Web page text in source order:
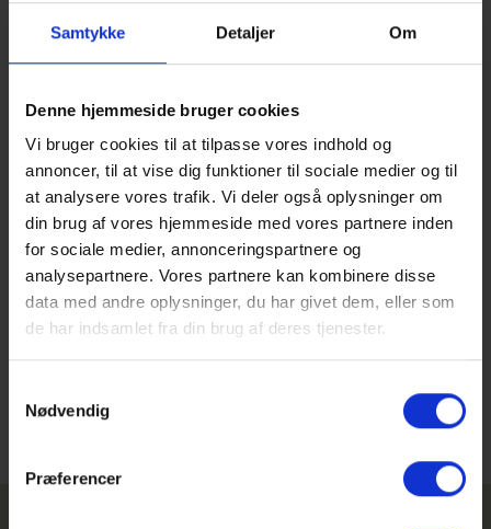
Samtykke Detaljer Om
Denne hjemmeside bruger cookies
Vi bruger cookies til at tilpasse vores indhold og
annoncer, til at vise dig funktioner til sociale medier og til
at analysere vores trafik. Vi deler også oplysninger om
din brug af vores hjemmeside med vores partnere inden
for sociale medier, annonceringspartnere og
analysepartnere. Vores partnere kan kombinere disse
data med andre oplysninger, du har givet dem, eller som
de har indsamlet fra din brug af deres tjenester.
Nødvendig
Præferencer
Fra Gammel Hellerup Gymnasium skal der lyde en stor tak
for nogle mindeværdige translokationer fredag den 26. juni.
På gymnasiet har vi været stolte og rørte over vores 3.g’ers
måden de har taget de ofre, de har været tvunget til at give
for at undgå smittespredning.
Vi håber, alle havde nogle gode studenterkørsler og -fester.